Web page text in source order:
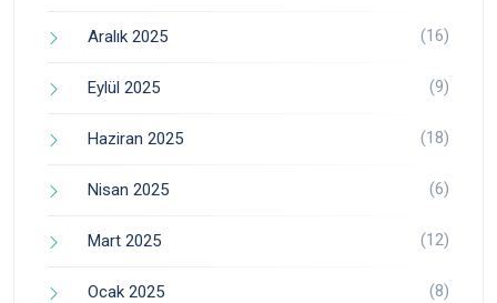
Aralık 2025 (16)
Eylül 2025 (9)
Haziran 2025 (18)
Nisan 2025 (6)
Mart 2025 (12)
Ocak 2025 (8)